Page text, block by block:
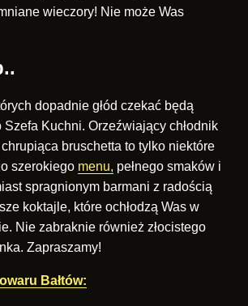
wieczory! Nie może Was
dopadnie głód czekać będą
Szefa Kuchni. Orzeźwiający chłodnik
bruschetta to tylko niektóre
szerokiego menu, pełnego smaków i
spragnionym barmani z radością
koktajle, które ochłodzą Was w
Nie zabraknie również złocistego
Zapraszamy!
Bałtów: